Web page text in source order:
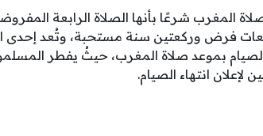
المغرب شرعًا بأنها الصلاة الرابعة
فرض وركعتين سنة مستحبة، وتُعد إحدى
بموعد صلاة المغرب، حيثُ يفطر
لإعلان انتهاء الصيام.